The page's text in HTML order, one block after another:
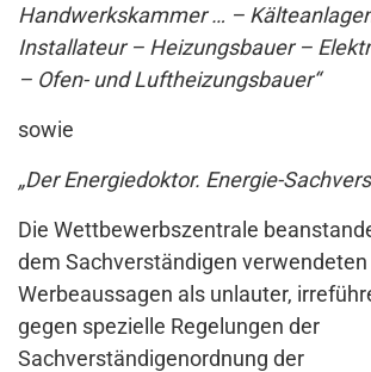
Handwerkskammer … –
Installateur – Heizungsbauer –
– Ofen- und Luftheizungsbauer“
sowie
„Der Energiedoktor. Energie-
Die Wettbewerbszentrale
dem Sachverständigen verwendeten
Werbeaussagen als unlauter,
gegen spezielle Regelungen der
Sachverständigenordnung der